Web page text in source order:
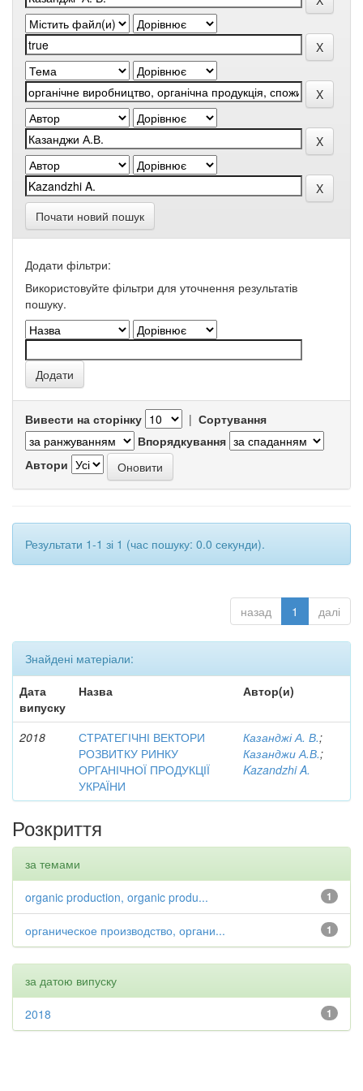
Почати новий пошук
Додати фільтри:
Використовуйте фільтри для уточнення результатів
пошуку.
Вивести на сторінку | Сортування
Впорядкування
Автори
Результати 1-1 зі 1 (час пошуку: 0.0 секунди).
назад 1 далі
Знайдені матеріали:
Дата
випуску
Назва Автор(и)
2018
СТРАТЕГІЧНІ ВЕКТОРИ
РОЗВИТКУ РИНКУ
ОРГАНІЧНОЇ ПРОДУКЦІЇ
УКРАЇНИ
Казанджі А. В.;
Казанджи А.В.;
Kazandzhi A.
Розкриття
за темами
1
organic production, organic produ...
1
органическое производство, органи...
за датою випуску
1
2018